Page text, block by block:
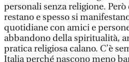
personali senza religione.
restano e spesso si
quotidiane con amici e
abbandono della spiritualità,
pratica religiosa calano. C’è
Italia perché nascono meno